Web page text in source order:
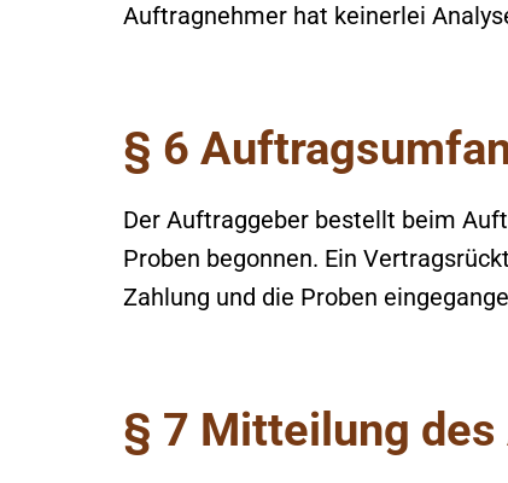
Auftragnehmer hat keinerlei
§ 6
Der Auftraggeber bestellt beim
Proben begonnen. Ein
Zahlung und die Proben
§ 7 Mitteilung